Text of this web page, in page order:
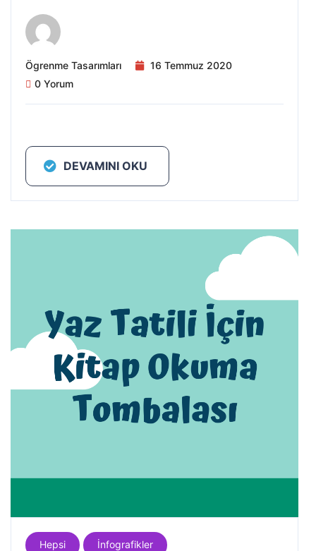
Ögrenme Tasarımları
16 Temmuz 2020
0 Yorum
DEVAMINI OKU
Hepsi İnfografikler